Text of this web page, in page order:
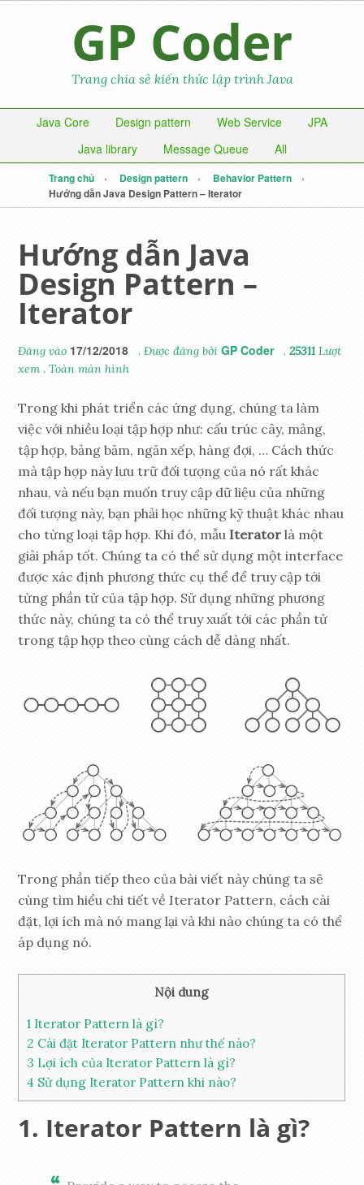
GP Coder
Trang chia sẻ kiến thức lập trình Java
Java Core Design pattern Web Service
JPA
Java library
Message Queue All
Trang chủ Design pattern
Behavior Pattern
Hướng dẫn Java Design Pattern – Iterator
Hướng dẫn Java
Design Pattern –
Iterator
Đăng vào 17/12/2018 . Được đăng bởiGP Coder .25311 Lượt
xem .Toàn màn hình
Trong khi phát triển các ứng dụng, chúng ta làm
việc với nhiều loại tập hợp như: cấu trúc cây, mảng,
tập hợp, bảng băm, ngăn xếp, hàng đợi, … Cách thức
mà tập hợp này lưu trữ đối tượng của nó rất khác
nhau, và nếu bạn muốn truy cập dữ liệu của những
đối tượng này, bạn phải học những kỹ thuật khác nhau
cho từng loại tập hợp. Khi đó, mẫuIterator là một
giải pháp tốt. Chúng ta có thể sử dụng một interface
được xác định phương thức cụ thể để truy cập tới
từng phần tử của tập hợp. Sử dụng những phương
thức này, chúng ta có thể truy xuất tới các phần tử
trong tập hợp theo cùng cách dễ dàng nhất.
Trong phần tiếp theo của bài viết này chúng ta sẽ
cùng tìm hiểu chi tiết về Iterator Pattern, cách cài
đặt, lợi ích mà nó mang lại và khi nào chúng ta có thể
áp dụng nó.
Nội dung
1 Iterator Pattern là gì?
2 Cài đặt Iterator Pattern như thế nào?
3 Lợi ích của Iterator Pattern là gì?
4 Sử dụng Iterator Pattern khi nào?
Iterator Pattern là gì?